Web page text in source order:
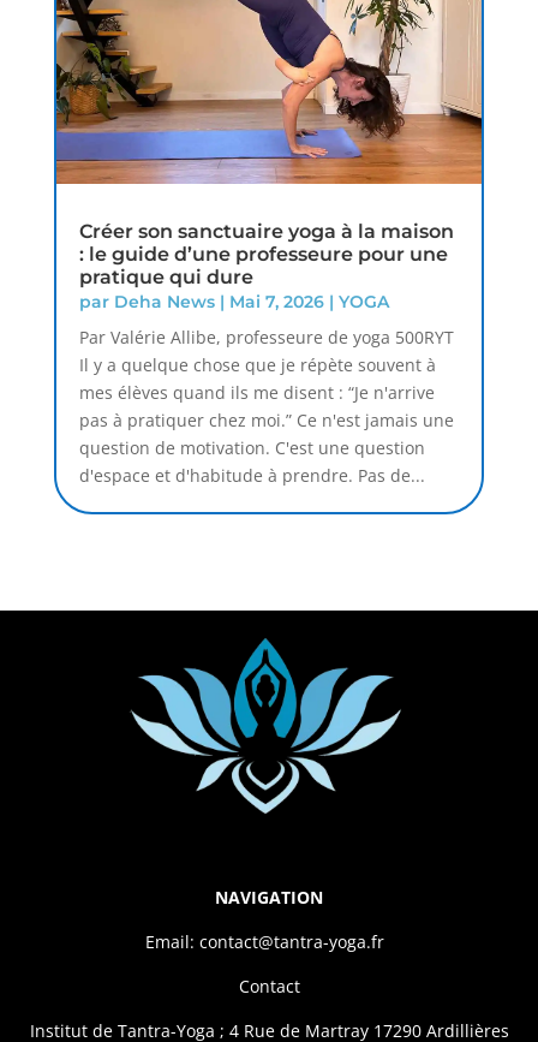
Créer son sanctuaire yoga à la maison
: le guide d’une professeure pour une
pratique qui dure
par Deha News| Mai 7, 2026| YOGA
Par Valérie Allibe, professeure de yoga 500RYT
Il y a quelque chose que je répète souvent à
mes élèves quand ils me disent : “Je n'arrive
pas à pratiquer chez moi.” Ce n'est jamais une
question de motivation. C'est une question
d'espace et d'habitude à prendre. Pas de...
NAVIGATION
Email: contact@tantra-yoga.fr
Contact
Institut de Tantra-Yoga ; 4 Rue de Martray 17290 Ardillières